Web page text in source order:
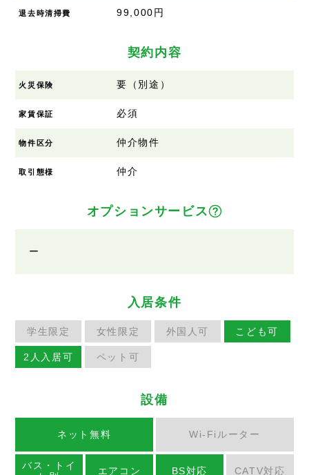
退去時清掃費 99,000円
契約内容
火災保険 要（別途）
家賃保証 必須
物件区分 仲介物件
取引態様 仲介
オプションサービス
ー
入居条件
学生限定 女性限定 外国人可 こども可
2人入居可 ペット可
設備
ネット無料 Wi-Fiルーター
バス・トイ
エアコン BS対応 CATV対応